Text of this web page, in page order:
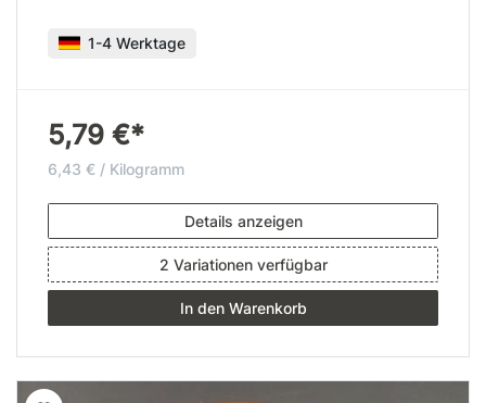
1-4 Werktage
5,79 €*
6,43 € / Kilogramm
Details anzeigen
2 Variationen verfügbar
In den Warenkorb